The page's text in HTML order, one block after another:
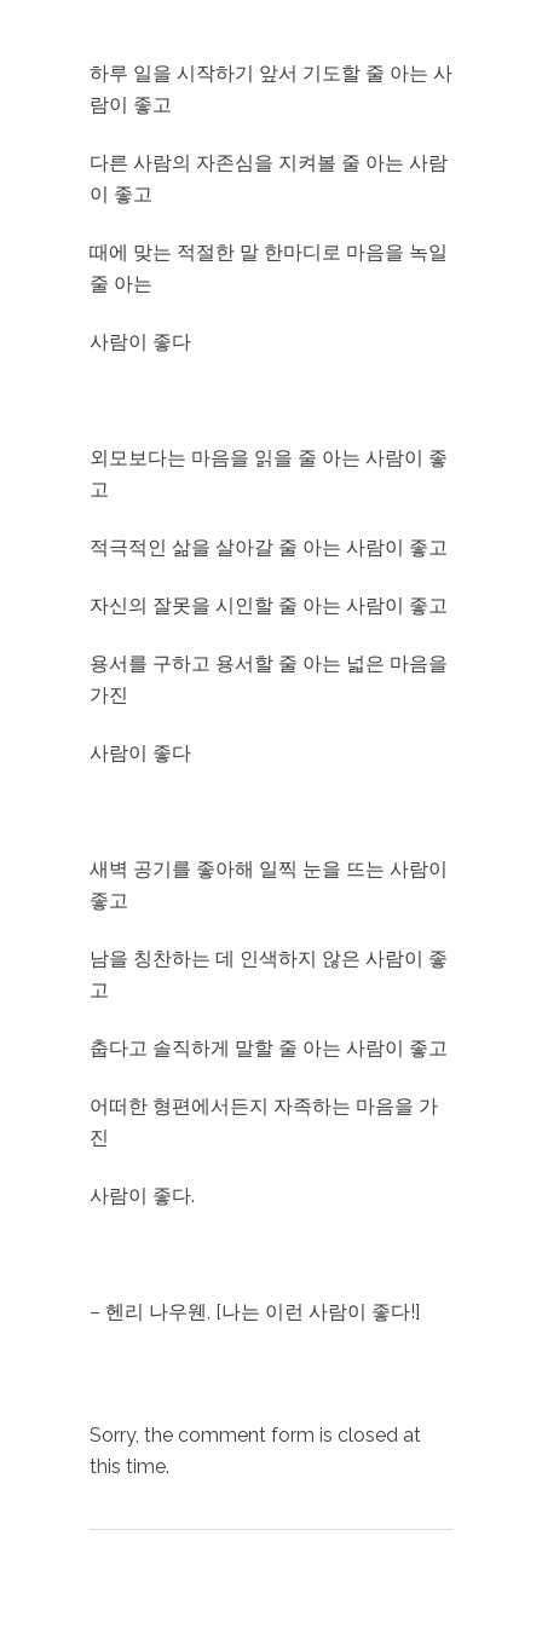
하루 일을 시작하기 앞서 기도할 줄 아는 사
람이 좋고
다른 사람의 자존심을 지켜볼 줄 아는 사람
이 좋고
때에 맞는 적절한 말 한마디로 마음을 녹일
줄 아는
사람이 좋다
외모보다는 마음을 읽을 줄 아는 사람이 좋
고
적극적인 삶을 살아갈 줄 아는 사람이 좋고
자신의 잘못을 시인할 줄 아는 사람이 좋고
용서를 구하고 용서할 줄 아는 넓은 마음을
가진
사람이 좋다
새벽 공기를 좋아해 일찍 눈을 뜨는 사람이
좋고
남을 칭찬하는 데 인색하지 않은 사람이 좋
고
춥다고 솔직하게 말할 줄 아는 사람이 좋고
어떠한 형편에서든지 자족하는 마음을 가
진
사람이 좋다.
– 헨리 나우웬, [나는 이런 사람이 좋다!]
Sorry, the comment form is closed at
this time.